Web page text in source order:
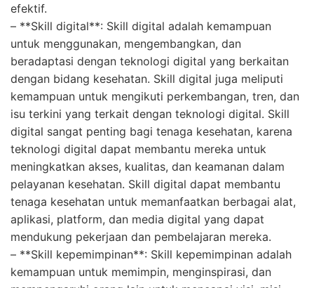
efektif.
– **Skill digital**: Skill digital adalah kemampuan
untuk menggunakan, mengembangkan, dan
beradaptasi dengan teknologi digital yang berkaitan
dengan bidang kesehatan. Skill digital juga meliputi
kemampuan untuk mengikuti perkembangan, tren, dan
isu terkini yang terkait dengan teknologi digital. Skill
digital sangat penting bagi tenaga kesehatan, karena
teknologi digital dapat membantu mereka untuk
meningkatkan akses, kualitas, dan keamanan dalam
pelayanan kesehatan. Skill digital dapat membantu
tenaga kesehatan untuk memanfaatkan berbagai alat,
aplikasi, platform, dan media digital yang dapat
mendukung pekerjaan dan pembelajaran mereka.
– **Skill kepemimpinan**: Skill kepemimpinan adalah
kemampuan untuk memimpin, menginspirasi, dan